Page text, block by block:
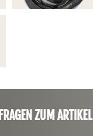
FRAGEN ZUM ARTIKEL